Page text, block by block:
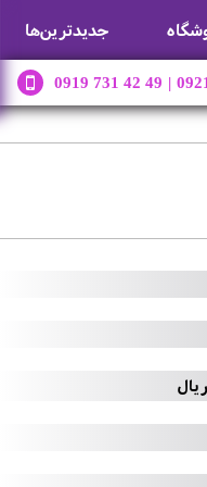
جديدترين‌ها
0919 731 42 49 |